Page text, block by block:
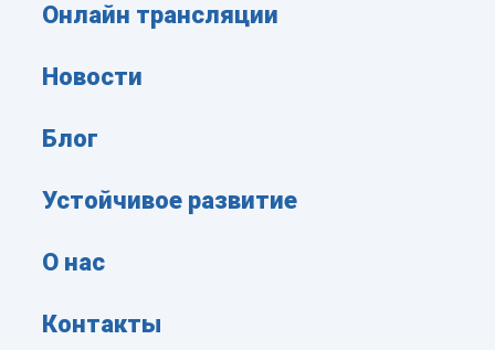
Онлайн трансляции
Новости
Блог
Устойчивое развитие
О нас
Контакты